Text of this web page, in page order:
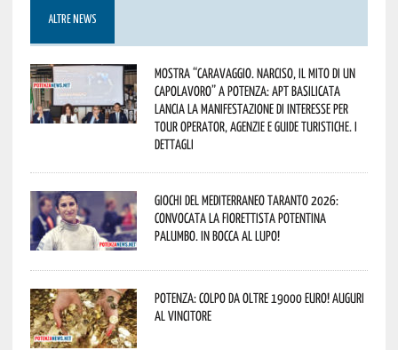
ALTRE NEWS
Mostra “Caravaggio. Narciso, il mito di un
capolavoro” a Potenza: APT Basilicata
lancia la manifestazione di interesse per
Tour Operator, Agenzie e Guide Turistiche. I
dettagli
Giochi del Mediterraneo Taranto 2026:
convocata la fiorettista potentina
Palumbo. In bocca al lupo!
Potenza: colpo da oltre 19000 Euro! Auguri
al vincitore